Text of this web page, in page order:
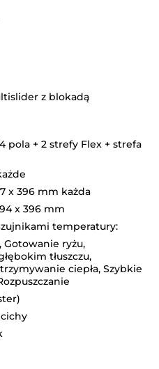
z blokadą
pola + 2 strefy Flex + strefa
x 396 mm każda
x 396 mm
temperatury:
ryżu,
tłuszczu,
ciepła, Szybkie